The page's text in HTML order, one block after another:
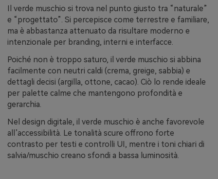
Il verde muschio si trova nel punto giusto tra “naturale”
e “progettato”. Si percepisce come terrestre e familiare,
ma è abbastanza attenuato da risultare moderno e
intenzionale per branding, interni e interfacce.
Poiché non è troppo saturo, il verde muschio si abbina
facilmente con neutri caldi (crema, greige, sabbia) e
dettagli decisi (argilla, ottone, cacao). Ciò lo rende ideale
per palette calme che mantengono profondità e
gerarchia.
Nel design digitale, il verde muschio è anche favorevole
all’accessibilità. Le tonalità scure offrono forte
contrasto per testi e controlli UI, mentre i toni chiari di
salvia/muschio creano sfondi a bassa luminosità.